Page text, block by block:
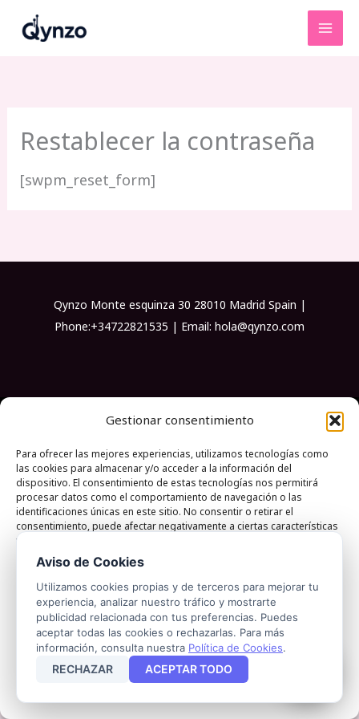
Gestionar consentimiento
Para ofrecer las mejores experiencias, utilizamos tecnologías como
las cookies para almacenar y/o acceder a la información del
dispositivo. El consentimiento de estas tecnologías nos permitirá
procesar datos como el comportamiento de navegación o las
identificaciones únicas en este sitio. No consentir o retirar el
consentimiento, puede afectar negativamente a ciertas características
y funciones.
ACEPTAR
DENEGAR
VER PREFERENCIAS
Restablecer la contraseña
[swpm_reset_form]
Qynzo Monte esquinza 30 28010 Madrid Spain |
Phone:+34722821535 | Email: hola@qynzo.com
Política de PrivacidadPolítica de Cookies
Acceso a Agentes
© 2026 . Todos los derechos reservados.
Creado porQynzo
Aviso de Cookies
Utilizamos cookies propias y de terceros para mejorar tu
experiencia, analizar nuestro tráfico y mostrarte
publicidad relacionada con tus preferencias. Puedes
aceptar todas las cookies o rechazarlas. Para más
información, consulta nuestra Política de Cookies.
RECHAZAR ACEPTAR TODO